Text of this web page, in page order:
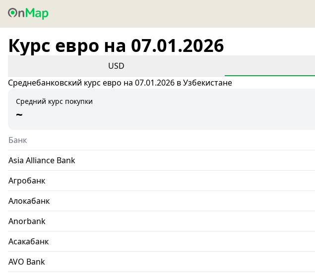
Курс евро на 07.01.2026
USD
Среднебанковский курс евро на 07.01.2026 в Узбекистане
Средний курс покупки
~
Банк
Asia Alliance Bank
Агробанк
Алокабанк
Anorbank
Асакабанк
AVO Bank